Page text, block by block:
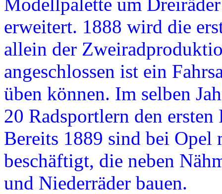
erweitert. 1888 wird die
allein der
angeschlossen ist ein
üben können. Im selben
20 Radsportlern den
Bereits 1889 sind bei Opel
beschäftigt, die neben
und Niederräder bauen.